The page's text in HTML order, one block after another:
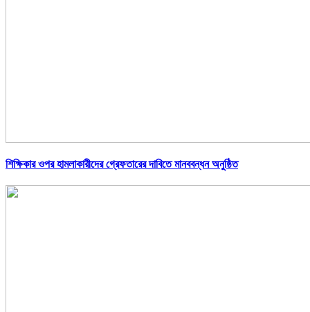
শিক্ষিকার ওপর হামলাকারীদের গ্রেফতারের দাবিতে মানববন্ধন অনুষ্ঠিত